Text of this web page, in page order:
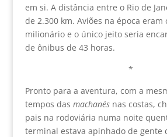
em si. A distância entre o Rio de
de 2.300 km. Aviões na época eram
milionário e o único jeito seria
de ônibus de 43 horas.
*
Pronto para a aventura, com a
tempos das machanésnas costas,
pais na rodoviária numa noite
terminal estava apinhado de gente